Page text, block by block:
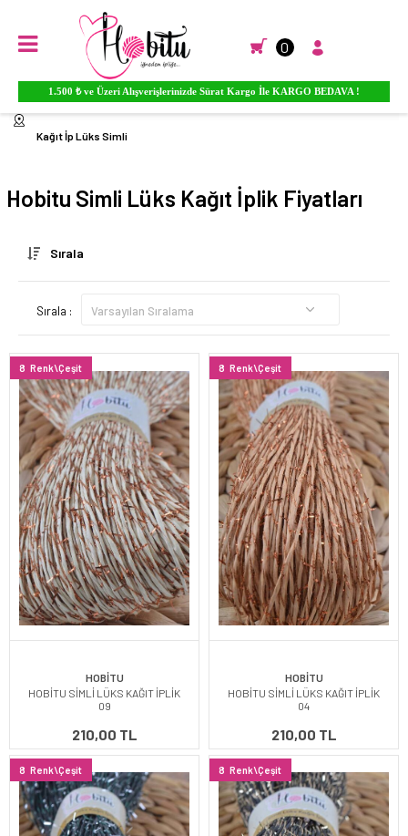
0
1.500 ₺ ve Üzeri Alışverişlerinizde Sürat Kargo İle KARGO BEDAVA !
Anasayfa EL ÖRGÜ İPLİKLERİ Hobitu El Örgü İpleri
Kağıt İp Lüks Simli
Hobitu Simli Lüks Kağıt İplik Fiyatları
Sırala
Sırala :
8 Renk\Çeşit
HOBİTU
HOBİTU SİMLİ LÜKS KAĞIT İPLİK
09
210,00 TL
8 Renk\Çeşit
HOBİTU
HOBİTU SİMLİ LÜKS KAĞIT İPLİK
04
210,00 TL
8 Renk\Çeşit 8 Renk\Çeşit